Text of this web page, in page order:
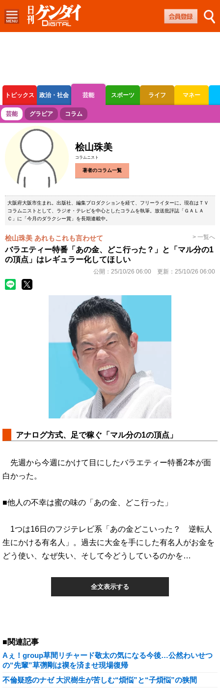
トピックス 政治・社会 芸能 スポーツ ライフ マネー
ボートレース 競輪 オートレース
芸能 グラビア コラム
桧山珠美
コラムニスト
著者のコラム一覧
大阪府大阪市生まれ。出版社、編集プロダクションを経て、フリーライターに。現在はＴＶ
コラムニストとして、ラジオ・テレビを中心としたコラムを執筆。放送批評誌「ＧＡＬＡ
Ｃ」に「今月のダラクシー賞」を長期連載中。
桧山珠美 あれもこれも言わせて > 一覧へ
バラエティー特番「あの金、どこ行った？」と「マル分の1
の頂点」はレギュラー化してほしい
公開： 25/10/26 06:00 更新： 25/10/26 06:00
アナログ方式、足で稼ぐ「マル分の1の頂点」
先週から今週にかけて目にしたバラエティー特番2本が面
白かった。
■他人の不幸は蜜の味の「あの金、どこ行った」
1つは16日のフジテレビ系「あの金どこいった？ 逆転人
生にかける有名人」。過去に大金を手にした有名人がお金を
どう使い、なぜ失い、そして今どうしているのかを…
全文表示する
■関連記事
Aぇ！group草間リチャード敬太の気になる今後…公然わいせつ
の“先輩”草彅剛は禊を済ませ現場復帰
不倫疑惑のナゼ 大沢樹生が苦しむ“煩悩”と“子煩悩”の狭間